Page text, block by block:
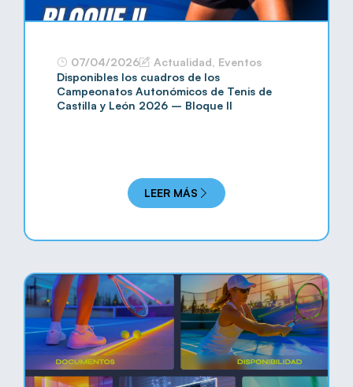
07/04/2026 Actualidad, Eventos
Disponibles los cuadros de los
Campeonatos Autonómicos de Tenis de
Castilla y León 2026 – Bloque II
LEER MÁS